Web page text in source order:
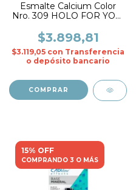
Esmalte Calcium Color
Nro. 309 HOLO FOR YOU!
$3.898,81
$3.119,05 con Transferencia
o depósito bancario
15% OFF
COMPRANDO 3 O MÁS